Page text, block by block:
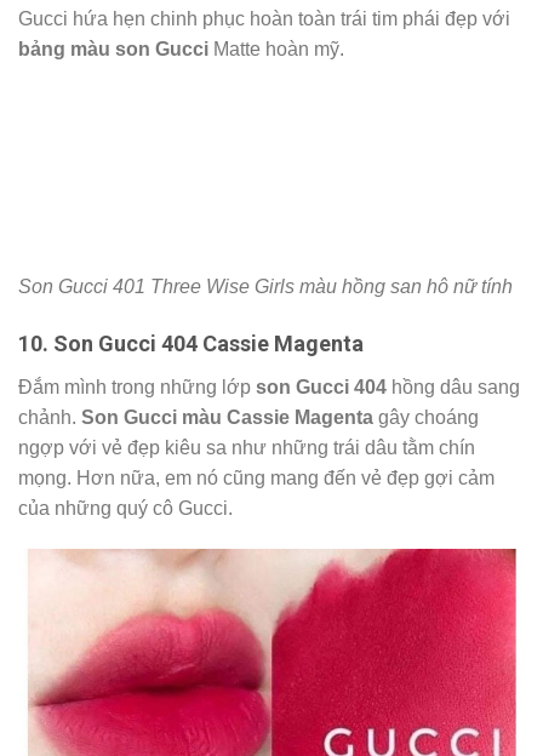
dịu dàng mà son Gucci 401 Three Wise Girls mang lại.
bảng màu son GucciMatte hoàn mỹ.